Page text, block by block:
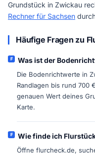
Grundstück in Zwickau
Rechner für Sachsen
Häufige Fragen zu
Was ist der
Die Bodenrichtwerte in
Randlagen bis rund 700
genauen Wert deines
Karte.
Wie finde ich
Öffne flurcheck.de,